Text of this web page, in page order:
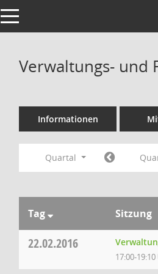
Toggle navigation
Verwaltungs- und
Informationen
Quartal
Tag Sitzung
22.02.2016
17:00-